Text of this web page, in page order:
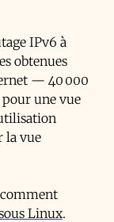
IPv6 à
obtenues
— 40 000
une vue
la vue
Linux.